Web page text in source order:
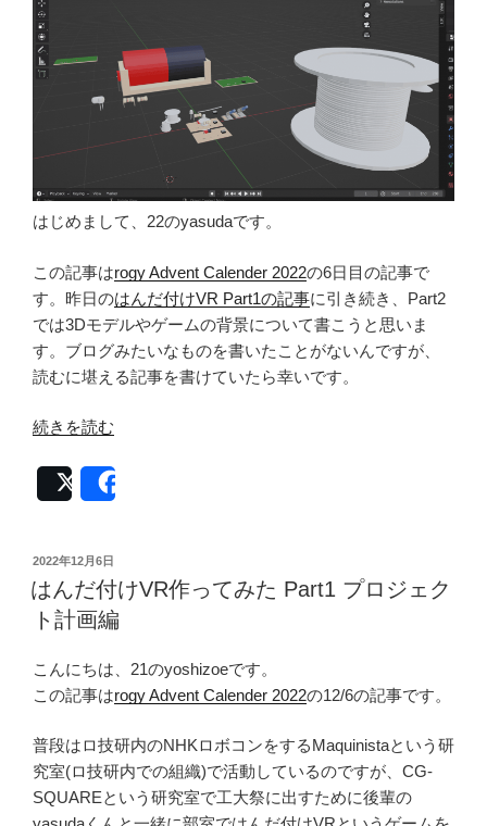
はじめまして、22のyasudaです。
この記事はrogy Advent Calender 2022の6日目の記事で
す。昨日のはんだ付けVR Part1の記事に引き続き、Part2
では3Dモデルやゲームの背景について書こうと思いま
す。ブログみたいなものを書いたことがないんですが、
読むに堪える記事を書けていたら幸いです。
“は
付
VR
作
っ
て
み
た
3D
モ
デ
ル
続きを読む
Post
投
稿
日:
2022年12月6日
はんだ付けVR作ってみた Part1 プロジェク
ト計画編
こんにちは、21のyoshizoeです。
この記事はrogy Advent Calender 2022の12/6の記事です。
普段はロ技研内のNHKロボコンをするMaquinistaという研
究室(ロ技研内での組織)で活動しているのですが、CG-
SQUAREという研究室で工大祭に出すために後輩の